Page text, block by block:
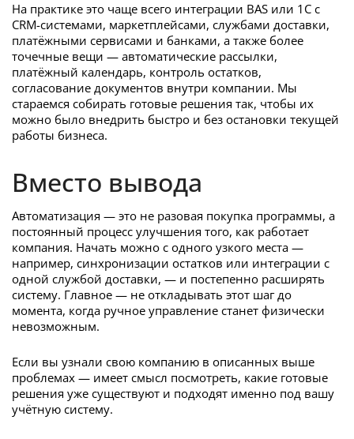
На практике это чаще всего интеграции BAS или 1С с
CRM-системами, маркетплейсами, службами доставки,
платёжными сервисами и банками, а также более
точечные вещи — автоматические рассылки,
платёжный календарь, контроль остатков,
согласование документов внутри компании. Мы
стараемся собирать готовые решения так, чтобы их
можно было внедрить быстро и без остановки текущей
работы бизнеса.
Вместо вывода
Автоматизация — это не разовая покупка программы, а
постоянный процесс улучшения того, как работает
компания. Начать можно с одного узкого места —
например, синхронизации остатков или интеграции с
одной службой доставки, — и постепенно расширять
систему. Главное — не откладывать этот шаг до
момента, когда ручное управление станет физически
невозможным.
Если вы узнали свою компанию в описанных выше
проблемах — имеет смысл посмотреть, какие готовые
решения уже существуют и подходят именно под вашу
учётную систему.